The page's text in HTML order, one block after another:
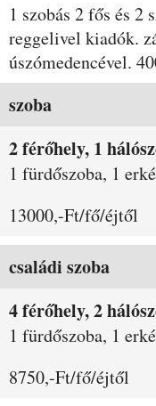
Leírás
1 szobás 2 fős és 2
reggelivel kiadók.
úszómedencével.
Szobák és árak
szoba
2 férőhely, 1
1 fürdőszoba, 1
13000,-Ft/fő/éjtől
családi szoba
4 férőhely, 2
1 fürdőszoba, 1
8750,-Ft/fő/éjtől